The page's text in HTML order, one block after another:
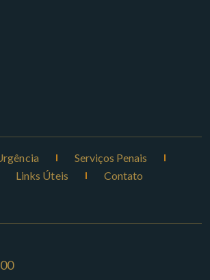
Serviços Penais
Links Úteis Contato